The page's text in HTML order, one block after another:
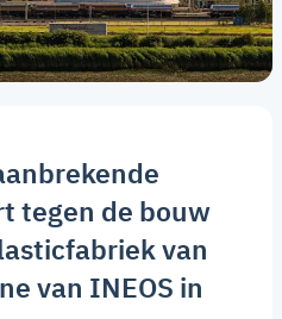
tegen de bouw
van
van INEOS in